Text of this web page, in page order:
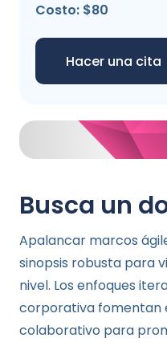
Costo: $80
Hacer una cita
Busca un
Apalancar marcos
sinopsis robusta para
nivel. Los enfoques
corporativa fomentan
colaborativo para